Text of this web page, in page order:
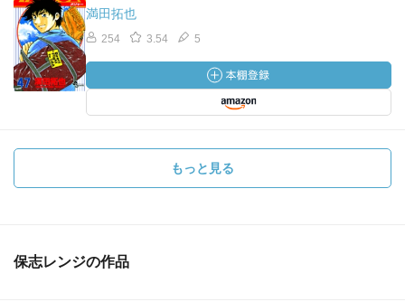
満田拓也
254 3.54 5
もっと見る
保志レンジの作品